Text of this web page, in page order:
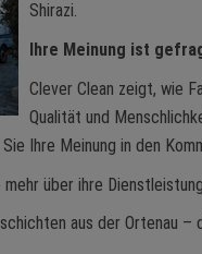
Shirazi.
Ihre Meinung ist
Clever Clean zeigt, wie
Qualität und
Ihre Meinung in den
über ihre
aus der Ortenau –